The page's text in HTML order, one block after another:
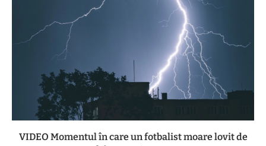
VIDEO Momentul în care un fotbalist moare lovit de